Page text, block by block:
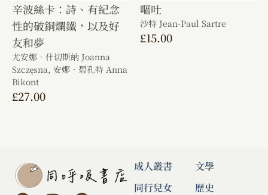
辛波絲卡：詩、有紀念
性的破銅爛鐵，以及好
友和夢
尤安娜．什切斯納 Joanna
Szczęsna, 安娜．碧孔特 Anna
Bikont
£27.00
嘔吐
沙特 Jean-Paul Sartre
£15.00
成人叢書
同行兒女
文學
歷史